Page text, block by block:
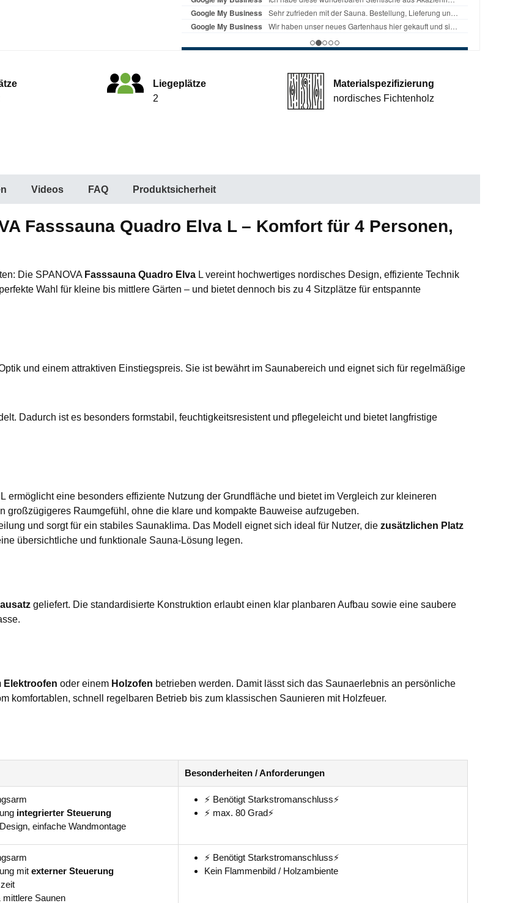
Liegeplätze
2
Materialspezifizierung
nordisches Fichtenholz
Videos FAQ Produktsicherheit
Fasssauna Quadro Elva L – Komfort für 4 Personen,
Die SPANOVA Fasssauna Quadro Elva L vereint hochwertiges nordisches Design, effiziente Technik
Wahl für kleine bis mittlere Gärten – und bietet dennoch bis zu 4 Sitzplätze für entspannte
und einem attraktiven Einstiegspreis. Sie ist bewährt im Saunabereich und eignet sich für regelmäßige
Dadurch ist es besonders formstabil, feuchtigkeitsresistent und pflegeleicht und bietet langfristige
L ermöglicht eine besonders effiziente Nutzung der Grundfläche und bietet im Vergleich zur kleineren
großzügigeres Raumgefühl, ohne die klare und kompakte Bauweise aufzugeben.
und sorgt für ein stabiles Saunaklima. Das Modell eignet sich ideal für Nutzer, die zusätzlichen Platz
übersichtliche und funktionale Sauna-Lösung legen.
geliefert. Die standardisierte Konstruktion erlaubt einen klar planbaren Aufbau sowie eine saubere
Elektroofen oder einem Holzofen betrieben werden. Damit lässt sich das Saunaerlebnis an persönliche
komfortablen, schnell regelbaren Betrieb bis zum klassischen Saunieren mit Holzfeuer.
Besonderheiten / Anforderungen
integrierter Steuerung
einfache Wandmontage
⚡ Benötigt Starkstromanschluss⚡
⚡ max. 80 Grad⚡
mit externer Steuerung
mittlere Saunen
⚡ Benötigt Starkstromanschluss⚡
Kein Flammenbild / Holzambiente